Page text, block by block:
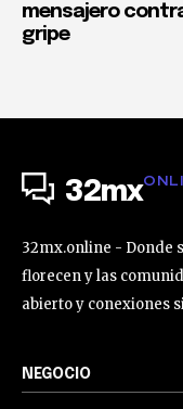
mensajero
gripe
32mx
32mx.online - Donde
florecen y las
abierto y conexiones
NEGOCIO